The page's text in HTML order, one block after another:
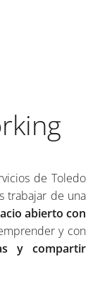
de Toledo
trabajar de una
abierto con
y con
y compartir